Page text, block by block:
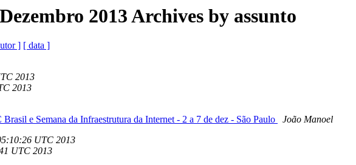
2013 Archives by assunto
] [ data ]
2013
2013
e Semana da Infraestrutura da Internet - 2 a 7 de dez - São Paulo
João Manoel
UTC 2013
UTC 2013